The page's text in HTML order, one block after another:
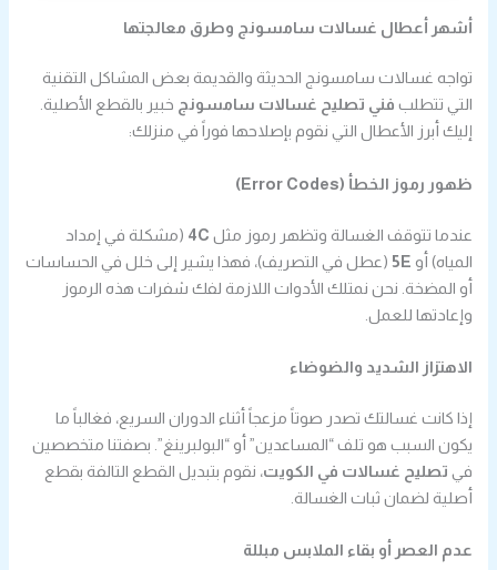
أشهر أعطال غسالات سامسونج وطرق معالجتها
تواجه غسالات سامسونج الحديثة والقديمة بعض المشاكل التقنية
التي تتطلب فني تصليح غسالات سامسونج خبير بالقطع الأصلية.
إليك أبرز الأعطال التي نقوم بإصلاحها فوراً في منزلك:
ظهور رموز الخطأ (Error Codes)
عندما تتوقف الغسالة وتظهر رموز مثل 4C (مشكلة في إمداد
المياه) أو 5E (عطل في التصريف)، فهذا يشير إلى خلل في الحساسات
أو المضخة. نحن نمتلك الأدوات اللازمة لفك شفرات هذه الرموز
وإعادتها للعمل.
الاهتزاز الشديد والضوضاء
إذا كانت غسالتك تصدر صوتاً مزعجاً أثناء الدوران السريع، فغالباً ما
يكون السبب هو تلف “المساعدين” أو “البولبرينغ”. بصفتنا متخصصين
في تصليح غسالات في الكويت، نقوم بتبديل القطع التالفة بقطع
أصلية لضمان ثبات الغسالة.
عدم العصر أو بقاء الملابس مبللة